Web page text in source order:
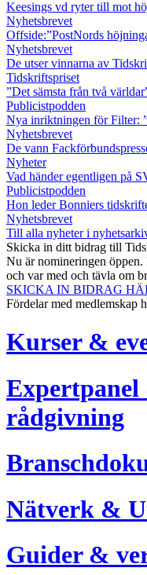
Keesings vd ryter till mot
Nyhetsbrevet
Offside:”PostNords
Nyhetsbrevet
De utser vinnarna av
Tidskriftspriset
”Det sämsta från två
Publicistpodden
Nya inriktningen för Filter:
Nyhetsbrevet
De vann
Nyheter
Vad händer egentligen på
Publicistpodden
Hon leder Bonniers
Nyhetsbrevet
Till alla nyheter i
Skicka in ditt bidrag till
Nu är nomineringen
och var med och tävla om
SKICKA IN BIDRAG
Fördelar med medlemskap
Kurser &
rådgivning
Nätverk &
Guider &